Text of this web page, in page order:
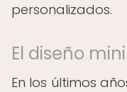
personalizados.
El diseño
En los últimos